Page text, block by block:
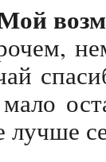
лучше